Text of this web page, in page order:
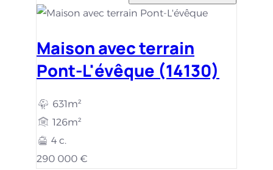
Maison avec terrain
Pont-L'évêque (14130)
631m²
126m²
4 c.
290 000 €